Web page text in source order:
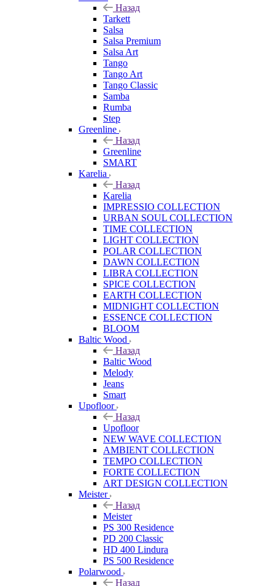
Назад
Tarkett
Salsa
Salsa Premium
Salsa Art
Tango
Tango Art
Tango Classic
Samba
Rumba
Step
Greenline
Назад
Greenline
SMART
Karelia
Назад
Karelia
IMPRESSIO COLLECTION
URBAN SOUL COLLECTION
TIME COLLECTION
LIGHT COLLECTION
POLAR COLLECTION
DAWN COLLECTION
LIBRA COLLECTION
SPICE COLLECTION
EARTH COLLECTION
MIDNIGHT COLLECTION
ESSENCE COLLECTION
BLOOM
Baltic Wood
Назад
Baltic Wood
Melody
Jeans
Smart
Upofloor
Назад
Upofloor
NEW WAVE COLLECTION
AMBIENT COLLECTION
TEMPO COLLECTION
FORTE COLLECTION
ART DESIGN COLLECTION
Meister
Назад
Meister
PS 300 Residence
PD 200 Classic
HD 400 Lindura
PS 500 Residence
Polarwood
Назад